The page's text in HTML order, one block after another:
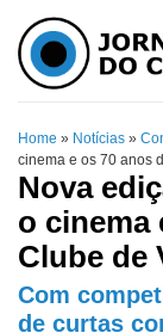
Home » Notícias »
cinema e os 70 anos
Nova
o cinema
Clube de
Com
de curtas